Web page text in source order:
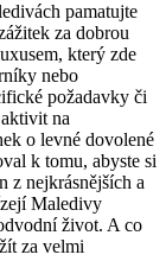
​pamatujte
za dobrou⁣
který zde
⁣nebo
požadavky či
na
o levné dovolené
k tomu, abyste⁢ si
z nejkrásnějších a
Maledivy
život. A co
za velmi